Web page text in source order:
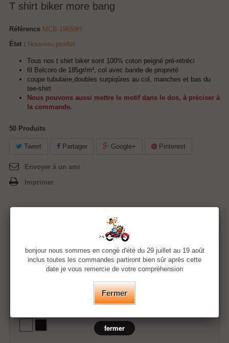
T shirt biker more bang
Référence MCB-19659H
État : Nouveau produit
Tous nos t shirt biker sont 100% coton peigné pré-rétréci
fil Belcoro de 185gr/m², col avec bande de propreté
coupe tubulaire,doubles surpiqûres au col, manches et bas du
tee-shirt
Nous pouvons aussi mettre le motif dans le dos, à préciser à
la commande.
50 Produits
Tweet Partager Google+ Pinterest
Envoyer à un ami
Imprimer
Quantité
bonjour nous sommes en congé d'été du 29 juillet au 19 août
inclus toutes les commandes partiront bien sûr après cette
date je vous remercie de votre compréhension
Fermer
fermer